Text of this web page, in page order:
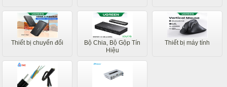
Thiết bị chuyển đổi
Bộ Chia, Bộ Gộp Tín
Hiệu
Thiết bị máy tính